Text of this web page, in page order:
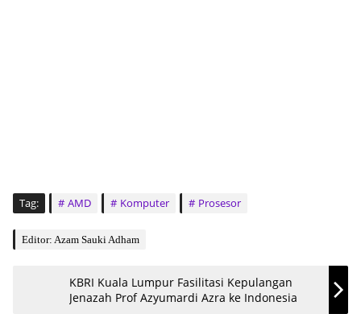
Tag: AMD Komputer Prosesor
Editor: Azam Sauki Adham
KBRI Kuala Lumpur Fasilitasi Kepulangan
Jenazah Prof Azyumardi Azra ke Indonesia